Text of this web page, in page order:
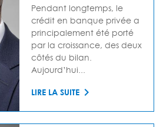
Pendant longtemps, le
crédit en banque privée a
principalement été porté
par la croissance, des deux
côtés du bilan.
Aujourd’hui...
LIRE LA SUITE